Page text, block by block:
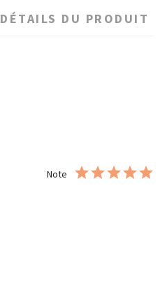
DÉTAILS DU PRODUIT
Note